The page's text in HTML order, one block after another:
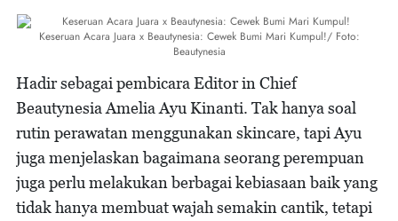
Keseruan Acara Juara x Beautynesia: Cewek Bumi Mari Kumpul!/ Foto:
Beautynesia
Hadir sebagai pembicara Editor in Chief
Beautynesia Amelia Ayu Kinanti. Tak hanya soal
rutin perawatan menggunakan skincare, tapi Ayu
juga menjelaskan bagaimana seorang perempuan
juga perlu melakukan berbagai kebiasaan baik yang
tidak hanya membuat wajah semakin cantik, tetapi